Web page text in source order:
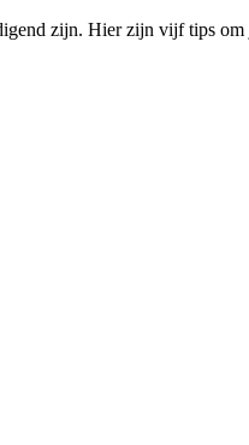
zijn. Hier zijn vijf tips